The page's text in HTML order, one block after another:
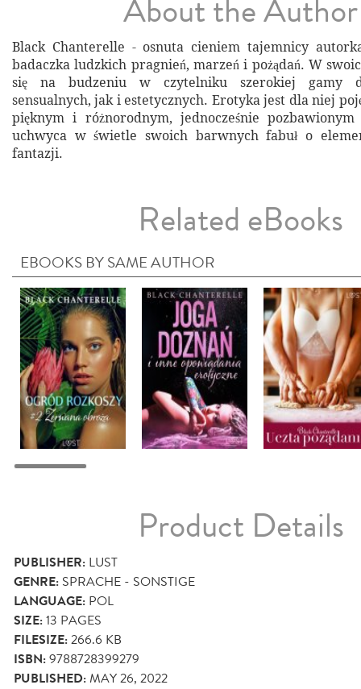
About the Author
Black Chanterelle - osnuta cieniem tajemnicy
badaczka ludzkich pragnień, marzeń i pożądań. W
się na budzeniu w czytelniku szerokiej gamy
sensualnych, jak i estetycznych. Erotyka jest dla niej
pięknym i różnorodnym, jednocześnie
uchwyca w świetle swoich barwnych fabuł o
fantazji.
Related eBooks
EBOOKS BY SAME AUTHOR
Product Details
PUBLISHER: LUST
GENRE: SPRACHE - SONSTIGE
LANGUAGE: POL
SIZE:13 PAGES
FILESIZE:266.6 KB
ISBN:9788728399279
PUBLISHED:MAY 26, 2022